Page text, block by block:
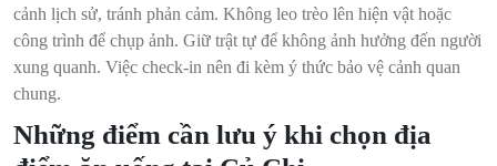
cảnh lịch sử, tránh phản cảm. Không leo trèo lên hiện vật hoặc
công trình để chụp ảnh. Giữ trật tự để không ảnh hưởng đến người
xung quanh. Việc check-in nên đi kèm ý thức bảo vệ cảnh quan
chung.
Những điểm cần lưu ý khi chọn địa